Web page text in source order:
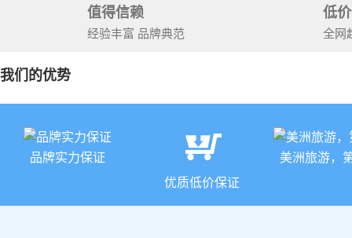
值得信赖
经验丰富 品牌典范
低
全网
我们的优势
品牌实力保证
优质低价保证
美洲旅游，